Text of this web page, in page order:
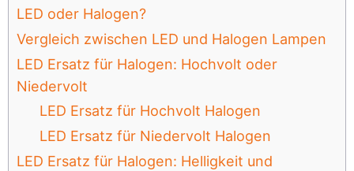
LED oder Halogen?
Vergleich zwischen LED und Halogen Lampen
LED Ersatz für Halogen: Hochvolt oder
Niedervolt
LED Ersatz für Hochvolt Halogen
LED Ersatz für Niedervolt Halogen
LED Ersatz für Halogen: Helligkeit und